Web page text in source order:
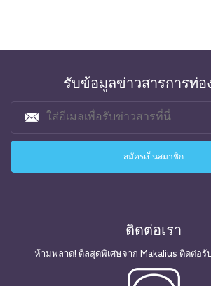
รับข้อมูลข่าวสารการท่อ
ติดต่อเรา
ห้ามพลาด! ดีลสุดพิเศษจาก Makalius ติดต่อรั